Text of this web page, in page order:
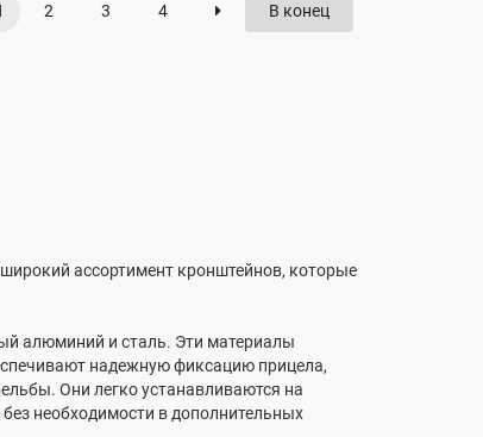
2 3 4 В конец
ассортимент кронштейнов, которые
алюминий и сталь. Эти материалы
надежную фиксацию прицела,
Они легко устанавливаются на
необходимости в дополнительных